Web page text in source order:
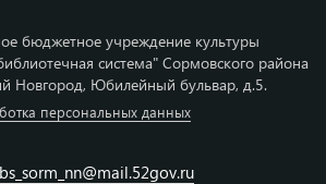
бюджетное учреждение культуры
система" Сормовского района
Новгород, Юбилейный бульвар, д.5.
персональных данных